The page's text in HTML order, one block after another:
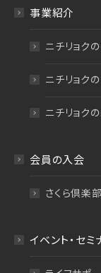
事業紹介
ニチリョク
ニチリョク
ニチリョク
会員の入会
さくら倶楽部
イベント・セミ